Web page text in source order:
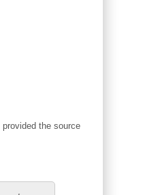
the source